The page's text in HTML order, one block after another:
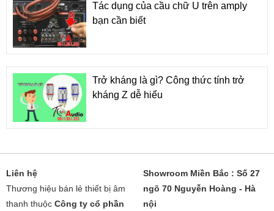
Tác dụng của cầu chữ U trên amply
bạn cần biết
Trở kháng là gì? Công thức tính trở
kháng Z dễ hiểu
Liên hệ
Thương hiệu bán lẻ thiết bị âm
thanh thuộc Công ty cổ phần
Showroom Miền Bắc : Số 27
ngõ 70 Nguyễn Hoàng - Hà
nội